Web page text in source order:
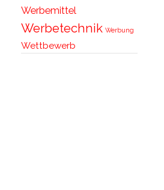
Werbemittel
Werbetechnik Werbung
Wettbewerb